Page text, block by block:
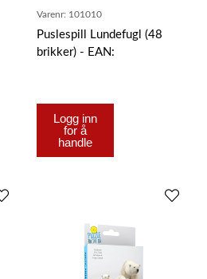
Varenr: 101010
Puslespill Lundefugl (48
brikker) - EAN:
Logg inn
for å
handle